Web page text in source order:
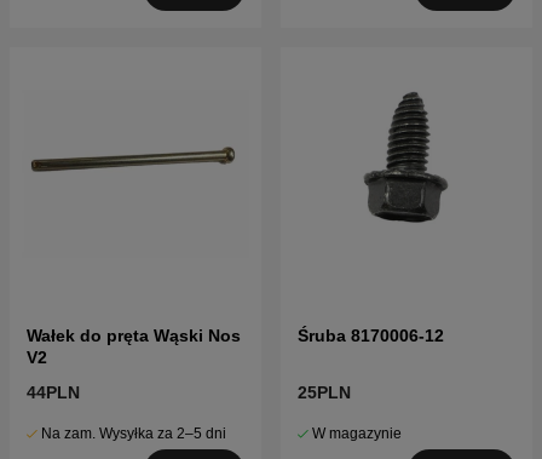
Wałek do pręta Wąski Nos
V2
44PLN
Na zam. Wysyłka za 2–5 dni
Śruba 8170006-12
25PLN
W magazynie